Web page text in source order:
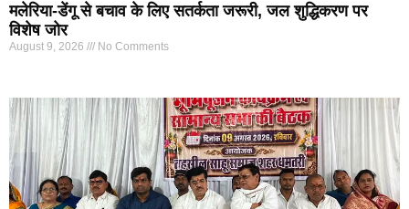
मलेरिया-डेंगू से बचाव के लिए सतर्कता जरूरी, जल शुद्धिकरण पर
विशेष जोर
August 9, 2026 No Comments